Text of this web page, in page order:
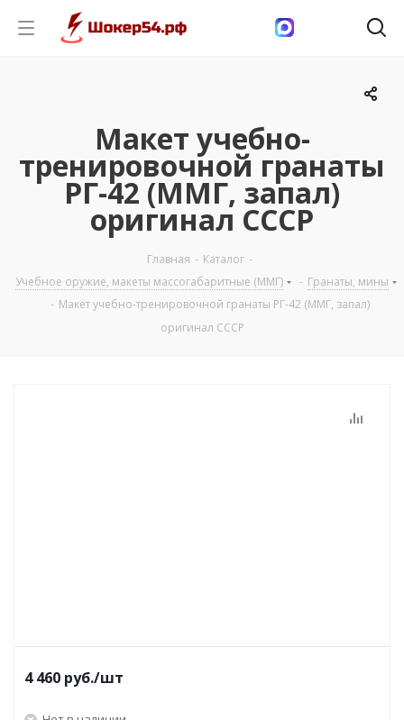
Макет учебно-
тренировочной гранаты
РГ-42 (ММГ, запал)
оригинал СССР
Главная - Каталог -
Учебное оружие, макеты массогабаритные (ММГ)
- Гранаты, мины
- Макет учебно-тренировочной гранаты РГ-42 (ММГ, запал)
оригинал СССР
4 460 руб./шт